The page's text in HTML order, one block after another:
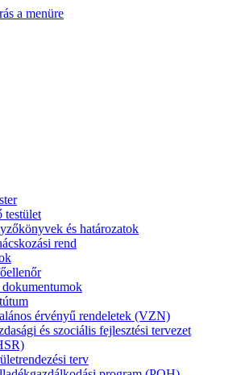
a menüre
testület
és határozatok
rend
érvényű rendeletek (VZN)
és szociális fejlesztési tervezet
terv